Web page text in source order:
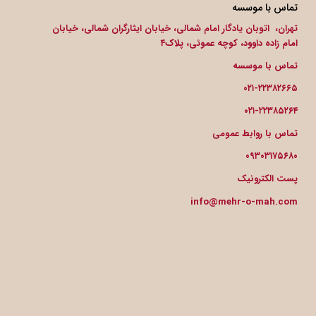
تماس با موسسه
تهران، اتوبان یادگار امام شمالی، خیابان ایثارگران شمالی، خیابان
امام زاده داوود، کوچه عموئی، پلاک۴
تماس با موسسه
۰۲۱-۲۲۳۸۲۶۶۵
۰۲۱-۲۲۳۸۵۲۶۴
تماس با روابط عمومی
۰۹۳۰۳۱۷۵۶۸۰
پست الکترونیک
info@mehr-o-mah.com